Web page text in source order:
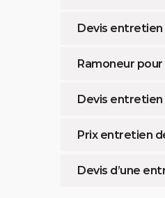
Devis
Ramoneur
Devis
Prix entretien
Devis d’une